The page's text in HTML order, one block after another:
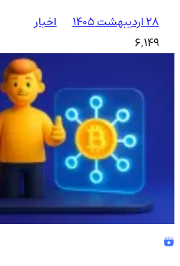
۲۸ اردیبهشت ۱۴۰۵
اخبار
6,149